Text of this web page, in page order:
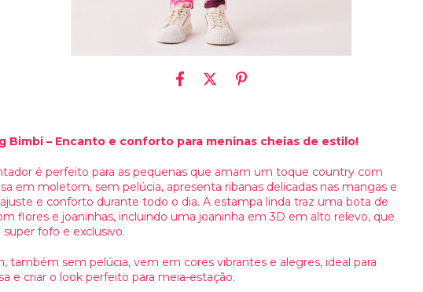
Bimbi – Encanto e conforto para meninas cheias de estilo!
é perfeito para as pequenas que amam um toque country com
em moletom, sem pelúcia, apresenta ribanas delicadas nas mangas e
e conforto durante todo o dia. A estampa linda traz uma bota de
flores e joaninhas, incluindo uma joaninha em 3D em alto relevo, que
fofo e exclusivo.
também sem pelúcia, vem em cores vibrantes e alegres, ideal para
e criar o look perfeito para meia-estação.